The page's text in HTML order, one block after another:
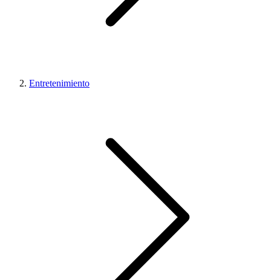
Entretenimiento